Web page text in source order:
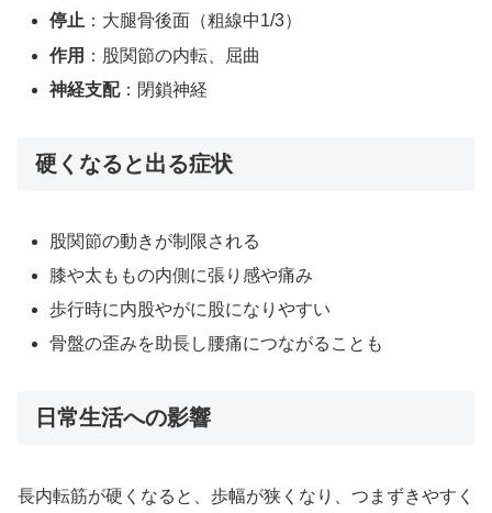
停止 ：大腿骨後面（粗線中1/3）
作用 ：股関節の内転、屈曲
神経支配：閉鎖神経
硬くなると出る症状
股関節の動きが制限される
膝や太ももの内側に張り感や痛み
歩行時に内股やがに股になりやすい
骨盤の歪みを助長し腰痛につながることも
日常生活への影響
長内転筋が硬くなると、歩幅が狭くなり、つまずきやすく